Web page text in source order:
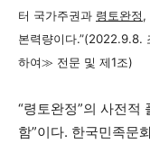
터 국가주권과 령토완정,
본력량이다.”(2022.9.8.
하여≫ 전문 및 제1조)
“령토완정”의 사전적
함”이다. 한국민족문